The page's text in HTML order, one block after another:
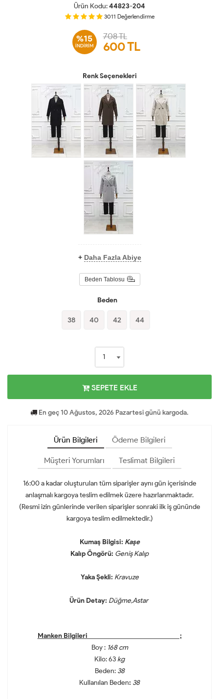
Ürün Kodu:44823-204
3011 Değerlendirme
%15
İNDİRİM
708 TL
600TL
Renk Seçenekleri
+ Daha Fazla Abiye
Beden Tablosu
Beden
38 40 42 44
SEPETE EKLE
En geç 10 Ağustos, 2026 Pazartesi günü kargoda.
Ürün Bilgileri Ödeme Bilgileri
Müşteri Yorumları Teslimat Bilgileri
16:00 a kadar oluşturulan tüm siparişler aynı gün içerisinde
anlaşmalı kargoya teslim edilmek üzere hazırlanmaktadır.
(Resmi izin günlerinde verilen siparişler sonraki ilk iş gününde
kargoya teslim edilmektedir.)
Kumaş Bilgisi: Kaşe
Kalıp Öngörü: Geniş Kalıp
Yaka Şekli: Kravuze
Ürün Detay: Düğme,Astar
Manken Bilgileri ;
Boy : 168 cm
Kilo: 63 kg
Beden: 38
Kullanılan Beden: 38